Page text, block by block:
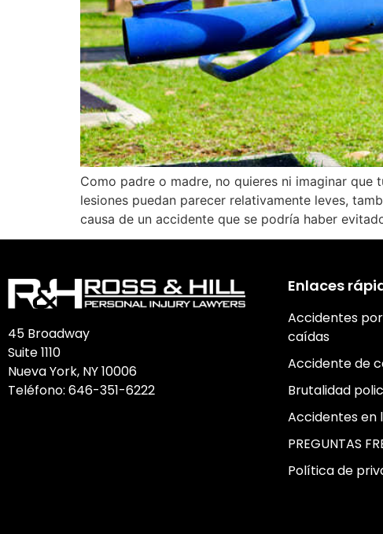
Como padre o madre, no quieres ni imaginar
lesiones puedan parecer relativamente leves,
causa de un accidente que se podría haber
45 Broadway
Suite 1110
Nueva York, NY 10006
Teléfono: 646-351-6222
Enlaces
Accidentes
caídas
Accidente de
Brutalidad
Accidentes en
PREGUNTAS
Política de